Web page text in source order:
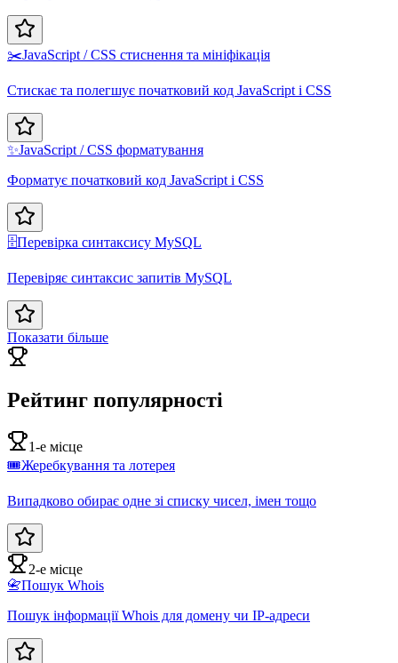
✂️JavaScript / CSS стиснення та мініфікація
Стискає та полегшує початковий код JavaScript і CSS
✨JavaScript / CSS форматування
Форматує початковий код JavaScript і CSS
🗄️Перевірка синтаксису MySQL
Перевіряє синтаксис запитів MySQL
Показати більше
Рейтинг популярності
1-е місце
🎟️Жеребкування та лотерея
Випадково обирає одне зі списку чисел, імен тощо
2-е місце
📇Пошук Whois
Пошук інформації Whois для домену чи IP-адреси